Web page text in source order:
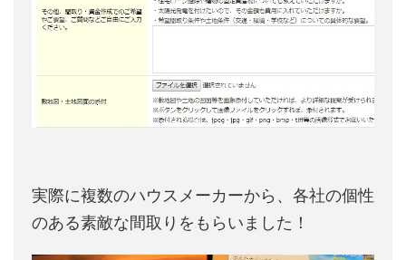
実際に複数のハウスメーカーから、各社の個性
のある素敵な間取りをもらいました！